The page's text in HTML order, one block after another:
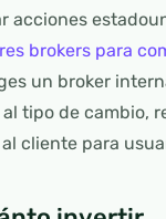
acciones
brokers para
un broker
tipo de cambio,
cliente para